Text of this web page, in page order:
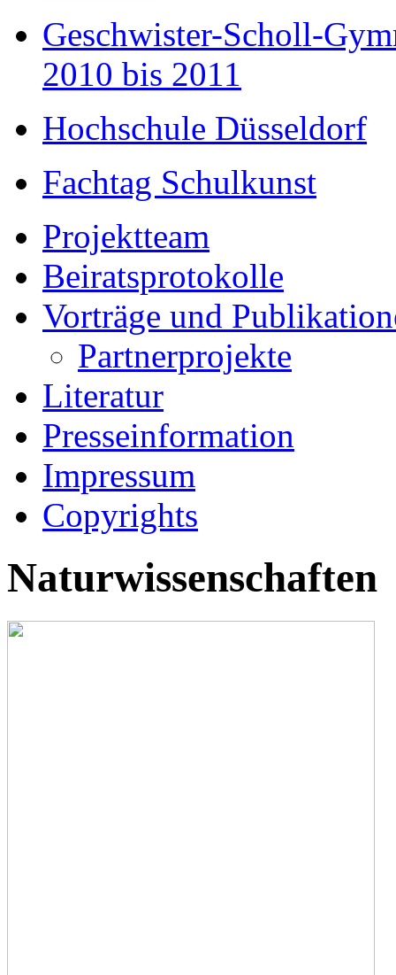
Geschwister-Scholl-
2010 bis 2011
Hochschule Düsseldorf
Fachtag Schulkunst
Projektteam
Beiratsprotokolle
Vorträge und
Partnerprojekte
Literatur
Presseinformation
Impressum
Copyrights
Naturwissenschaften